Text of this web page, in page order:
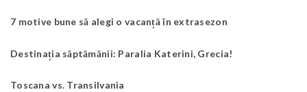
7 motive bune să alegi o vacanță în extrasezon
Destinația săptămănii: Paralia Katerini, Grecia!
Toscana vs. Transilvania